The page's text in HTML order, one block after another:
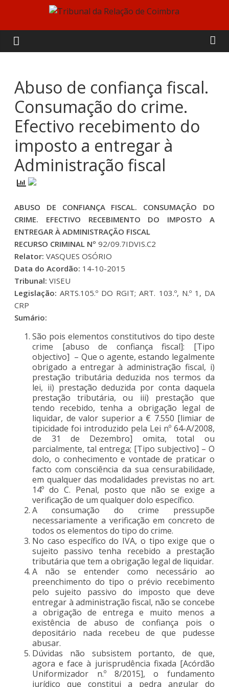
content
Tribunal
da
Relação
de
Coimbra
Abuso de confiança fiscal.
Consumação do crime.
Efectivo recebimento do
imposto a entregar à
Administração fiscal
ABUSO DE CONFIANÇA FISCAL. CONSUMAÇÃO DO
CRIME. EFECTIVO RECEBIMENTO DO IMPOSTO A
ENTREGAR À ADMINISTRAÇÃO FISCAL
RECURSO CRIMINAL Nº92/09.7IDVIS.C2
Relator:VASQUES OSÓRIO
Data do Acordão: 14-10-2015
Tribunal:VISEU
Legislação:ARTS.105.º DO RGIT; ART. 103.º, N.º 1, DA
CRP
Sumário:
São pois elementos constitutivos do tipo deste
crime [abuso de confiança fiscal]: [Tipo
objectivo] – Que o agente, estando legalmente
obrigado a entregar à administração fiscal, i)
prestação tributária deduzida nos termos da
lei, ii) prestação deduzida por conta daquela
prestação tributária, ou iii) prestação que
tendo recebido, tenha a obrigação legal de
liquidar, de valor superior a € 7.550 [limiar de
tipicidade foi introduzido pela Lei nº 64-A/2008,
de 31 de Dezembro] omita, total ou
parcialmente, tal entrega; [Tipo subjectivo] – O
dolo, o conhecimento e vontade de praticar o
facto com consciência da sua censurabilidade,
em qualquer das modalidades previstas no art.
14º do C. Penal, posto que não se exige a
verificação de um qualquer dolo específico.
A consumação do crime pressupõe
necessariamente a verificação em concreto de
todos os elementos do tipo do crime.
No caso específico do IVA, o tipo exige que o
sujeito passivo tenha recebido a prestação
tributária que tem a obrigação legal de liquidar.
A não se entender como necessário ao
preenchimento do tipo o prévio recebimento
pelo sujeito passivo do imposto que deve
entregar à administração fiscal, não se concebe
a obrigação de entrega e muito menos a
existência de abuso de confiança pois o
depositário nada recebeu de que pudesse
abusar.
Dúvidas não subsistem portanto, de que,
agora e face à jurisprudência fixada [Acórdão
Uniformizador n.º 8/2015], o fundamento
jurídico que constitui a pedra angular do